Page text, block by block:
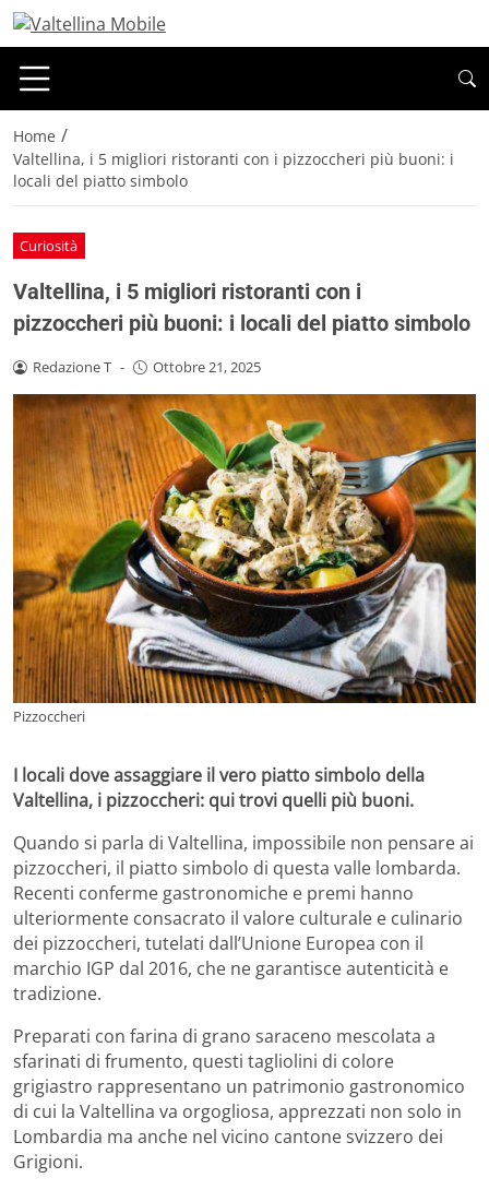
Home /
Valtellina, i 5 migliori ristoranti con i pizzoccheri più buoni: i
locali del piatto simbolo
Curiosità
Valtellina, i 5 migliori ristoranti con i
pizzoccheri più buoni: i locali del piatto simbolo
Redazione T - Ottobre 21, 2025
Pizzoccheri
I locali dove assaggiare il vero piatto simbolo della
Valtellina, i pizzoccheri: qui trovi quelli più buoni.
Quando si parla di Valtellina, impossibile non pensare ai
pizzoccheri, il piatto simbolo di questa valle lombarda.
Recenti conferme gastronomiche e premi hanno
ulteriormente consacrato il valore culturale e culinario
dei pizzoccheri, tutelati dall’Unione Europea con il
marchio IGP dal 2016, che ne garantisce autenticità e
tradizione.
Preparati con farina di grano saraceno mescolata a
sfarinati di frumento, questi tagliolini di colore
grigiastro rappresentano un patrimonio gastronomico
di cui la Valtellina va orgogliosa, apprezzati non solo in
Lombardia ma anche nel vicino cantone svizzero dei
Grigioni.